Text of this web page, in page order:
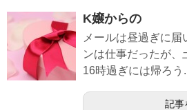
K嬢からの
メールは昼過ぎに
ンは仕事だったが、
16時過ぎには帰ろう
記事